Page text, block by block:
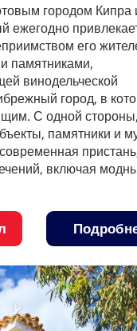
городом Кипра
ежегодно
его
памятниками,
винодельческой
город, в
С одной
памятники и
включая